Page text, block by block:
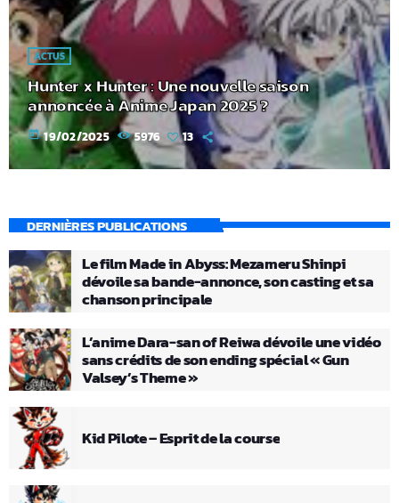
ACTUS
Hunter x Hunter : Une nouvelle saison
annoncée à Anime Japan 2025 ?
today 19/02/2025 5976 13
DERNIÈRES PUBLICATIONS
Le film Made in Abyss: Mezameru Shinpi
dévoile sa bande-annonce, son casting et sa
chanson principale
L’anime Dara-san of Reiwa dévoile une vidéo
sans crédits de son ending spécial « Gun
Valsey’s Theme »
Kid Pilote – Esprit de la course